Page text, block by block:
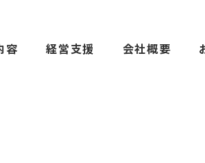
容 経営支援 会社概要